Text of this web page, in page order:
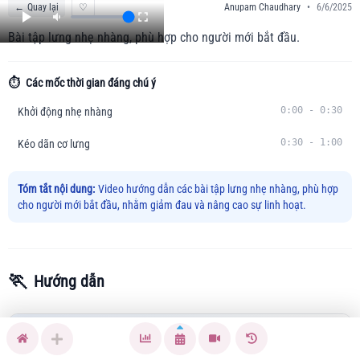
← Quay lại ♡ Anupam Chaudhary • 6/6/2025
Bài tập lưng nhẹ nhàng, phù hợp cho người mới bắt đầu.
⏱️ Các mốc thời gian đáng chú ý
Khởi động nhẹ nhàng 0:00 - 0:30
Kéo dãn cơ lưng 0:30 - 1:00
Tóm tắt nội dung: Video hướng dẫn các bài tập lưng nhẹ nhàng, phù hợp
cho người mới bắt đầu, nhằm giảm đau và nâng cao sự linh hoạt.
🏃 Hướng dẫn
Nhiều người gặp phải tình trạng đau lưng do ngồi nhiều, ít